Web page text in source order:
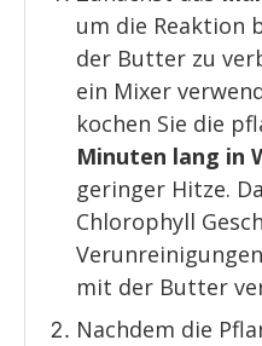
um die Reaktion
der Butter zu
ein Mixer
kochen Sie die
Minuten lang in
geringer Hitze.
Chlorophyll
mit der Butter
Nachdem die